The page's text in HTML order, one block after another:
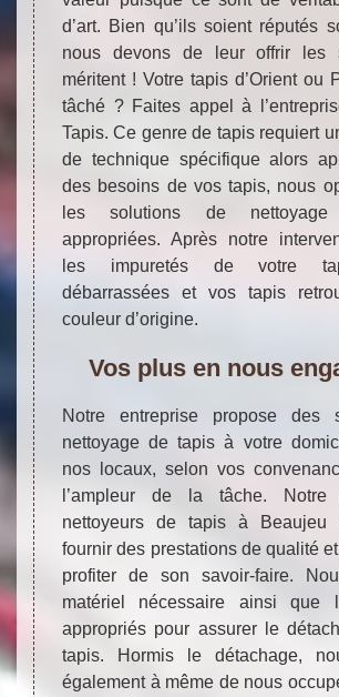
d’art. Bien qu’ils soient réputés
nous devons de leur offrir les
méritent ! Votre tapis d’Orient ou
tâché ? Faites appel à
Tapis. Ce genre de tapis requiert
de technique spécifique alors
des besoins de vos tapis, nous
les solutions de
appropriées. Après notre
les impuretés de votre
débarrassées et vos tapis
couleur d’origine.
Vos plus en nous
Notre entreprise propose des
nettoyage de tapis à votre
nos locaux, selon vos
l’ampleur de la tâche.
nettoyeurs de tapis à Beaujeu
fournir des prestations de qualité
profiter de son savoir-faire.
matériel nécessaire ainsi que
appropriés pour assurer le
tapis. Hormis le détachage,
également à même de nous